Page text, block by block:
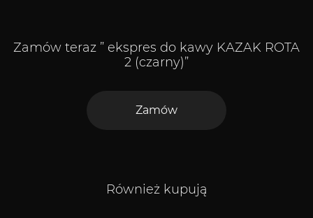
Zamów teraz ” ekspres do kawy KAZAK ROTA
2 (czarny)”
Zamów
Również kupują